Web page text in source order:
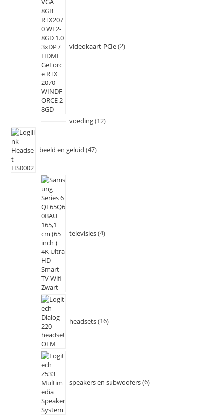
videokaart-PCIe 2
voeding 12
beeld en geluid 47
televisies 4
headsets 16
speakers en subwoofers 6